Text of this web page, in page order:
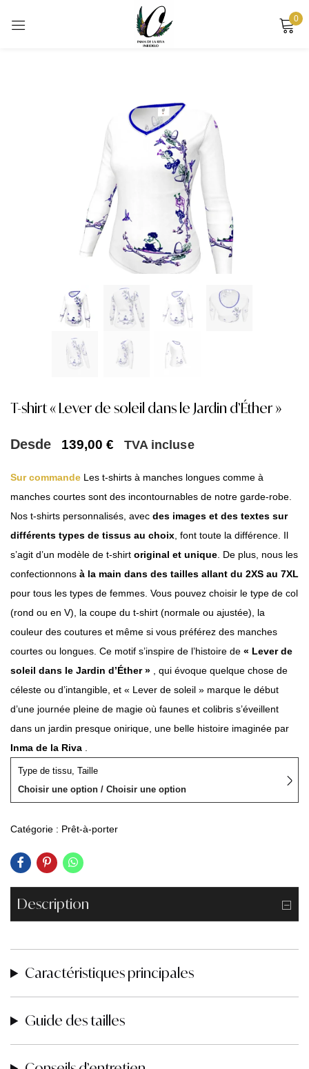
0
T-shirt « Lever de soleil dans le Jardin d’Éther »
Desde 139,00€ TVA incluse
Sur commande Les t-shirts à manches longues comme à
manches courtes sont des incontournables de notre garde-robe.
Nos t-shirts personnalisés, avec des images et des textes sur
différents types de tissus au choix , font toute la différence. Il
s’agit d’un modèle de t-shirt original et unique . De plus, nous les
confectionnons à la main dans des tailles allant du 2XS au 7XL
pour tous les types de femmes. Vous pouvez choisir le type de col
(rond ou en V), la coupe du t-shirt (normale ou ajustée), la
couleur des coutures et même si vous préférez des manches
courtes ou longues. Ce motif s’inspire de l’histoire de « Lever de
soleil dans le Jardin d’Éther »
, qui évoque quelque chose de
céleste ou d’intangible, et « Lever de soleil » marque le début
d’une journée pleine de magie où faunes et colibris s’éveillent
dans un jardin presque onirique, une belle histoire imaginée par
Inma de la Riva
Type de tissu, Taille
Choisir une option / Choisir une option
Catégorie : Prêt-à-porter
Description
Caractéristiques principales
Guide des tailles
Sign in
Remember me
CREATE AN ACCOUNT